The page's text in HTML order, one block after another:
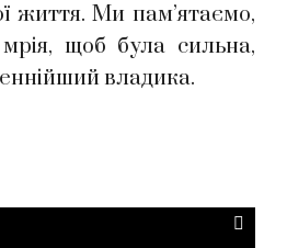
життя. Ми пам’ятаємо,
щоб була сильна,
владика.